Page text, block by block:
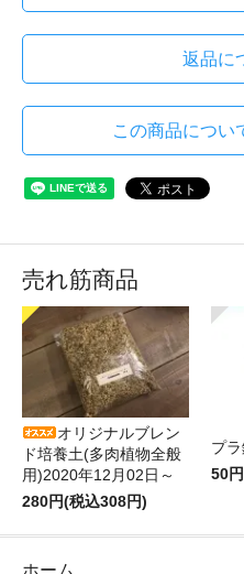
返品に
この商品につい
売れ筋商品
オリジナルブレン
ド培養土(多肉植物全般
用)2020年12月02日～
280円(税込308円)
プ
50
ホーム